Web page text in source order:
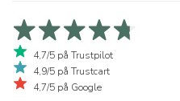
4,7/5 på Trustpilot
4,9/5 på Trustcart
4,7/5 på Google